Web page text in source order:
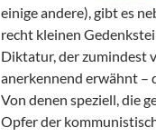
einige andere), gibt es
recht kleinen
Diktatur, der zumindest
anerkennend erwähnt –
Von denen speziell, die
Opfer der